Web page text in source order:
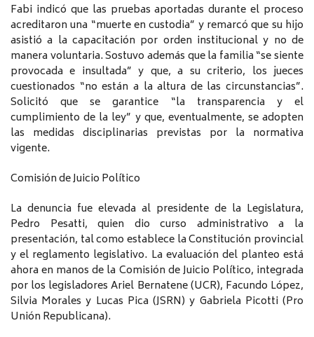
Fabi indicó que las pruebas aportadas durante el proceso
acreditaron una “muerte en custodia” y remarcó que su hijo
asistió a la capacitación por orden institucional y no de
manera voluntaria. Sostuvo además que la familia “se siente
provocada e insultada” y que, a su criterio, los jueces
cuestionados “no están a la altura de las circunstancias”.
Solicitó que se garantice “la transparencia y el
cumplimiento de la ley” y que, eventualmente, se adopten
las medidas disciplinarias previstas por la normativa
vigente.
Comisión de Juicio Político
La denuncia fue elevada al presidente de la Legislatura,
Pedro Pesatti, quien dio curso administrativo a la
presentación, tal como establece la Constitución provincial
y el reglamento legislativo. La evaluación del planteo está
ahora en manos de la Comisión de Juicio Político, integrada
por los legisladores Ariel Bernatene (UCR), Facundo López,
Silvia Morales y Lucas Pica (JSRN) y Gabriela Picotti (Pro
Unión Republicana).